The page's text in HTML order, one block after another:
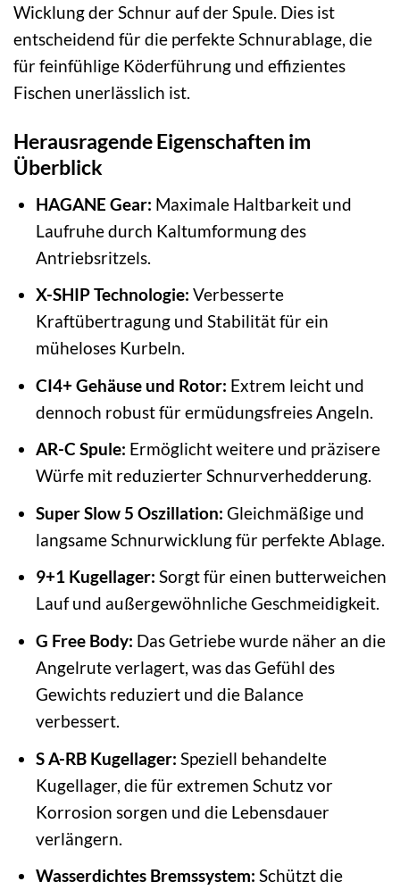
Wicklung der Schnur auf der Spule. Dies ist
entscheidend für die perfekte Schnurablage, die
für feinfühlige Köderführung und effizientes
Fischen unerlässlich ist.
Herausragende Eigenschaften im
Überblick
HAGANE Gear: Maximale Haltbarkeit und
Laufruhe durch Kaltumformung des
Antriebsritzels.
X-SHIP Technologie: Verbesserte
Kraftübertragung und Stabilität für ein
müheloses Kurbeln.
CI4+ Gehäuse und Rotor: Extrem leicht und
dennoch robust für ermüdungsfreies Angeln.
AR-C Spule: Ermöglicht weitere und präzisere
Würfe mit reduzierter Schnurverhedderung.
Super Slow 5 Oszillation: Gleichmäßige und
langsame Schnurwicklung für perfekte Ablage.
9+1 Kugellager: Sorgt für einen butterweichen
Lauf und außergewöhnliche Geschmeidigkeit.
G Free Body: Das Getriebe wurde näher an die
Angelrute verlagert, was das Gefühl des
Gewichts reduziert und die Balance
verbessert.
S A-RB Kugellager: Speziell behandelte
Kugellager, die für extremen Schutz vor
Korrosion sorgen und die Lebensdauer
verlängern.
Wasserdichtes Bremssystem: Schützt die